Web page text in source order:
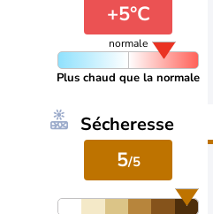
+5°C
normale
Plus chaud que la normale
Sécheresse
5/5